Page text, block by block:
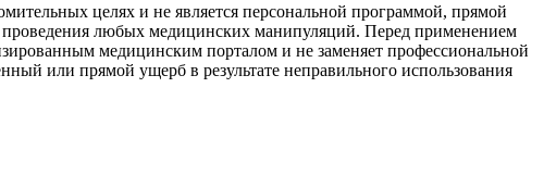
целях и не является персональной программой, прямой
любых медицинских манипуляций. Перед применением
медицинским порталом и не заменяет профессиональной
или прямой ущерб в результате неправильного использования